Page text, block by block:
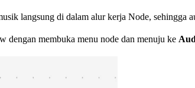
langsung di dalam alur kerja Node, sehingga
dengan membuka menu node dan menuju ke